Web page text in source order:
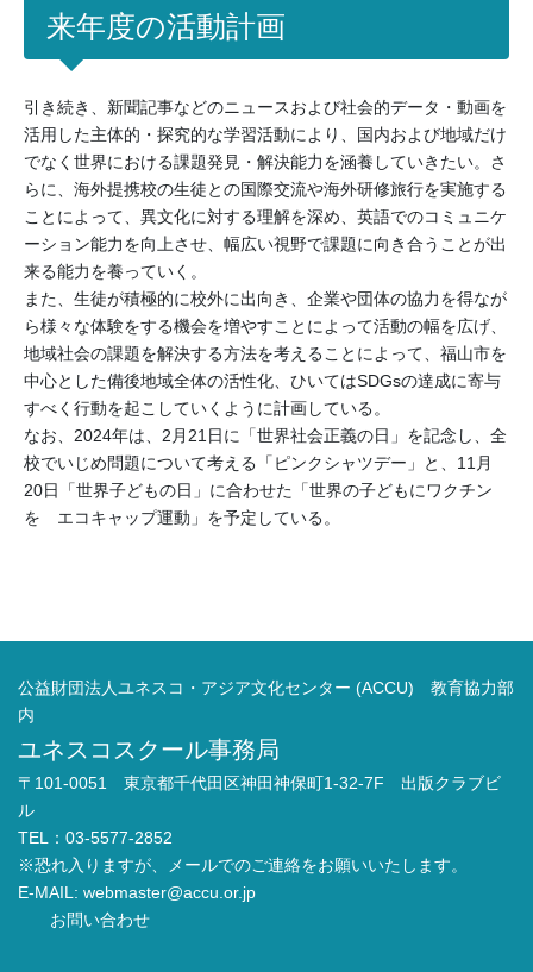
来年度の活動計画
引き続き、新聞記事などのニュースおよび社会的データ・動画を
活用した主体的・探究的な学習活動により、国内および地域だけ
でなく世界における課題発見・解決能力を涵養していきたい。さ
らに、海外提携校の生徒との国際交流や海外研修旅行を実施する
ことによって、異文化に対する理解を深め、英語でのコミュニケ
ーション能力を向上させ、幅広い視野で課題に向き合うことが出
来る能力を養っていく。
また、生徒が積極的に校外に出向き、企業や団体の協力を得なが
ら様々な体験をする機会を増やすことによって活動の幅を広げ、
地域社会の課題を解決する方法を考えることによって、福山市を
中心とした備後地域全体の活性化、ひいてはSDGsの達成に寄与
すべく行動を起こしていくように計画している。
なお、2024年は、2月21日に「世界社会正義の日」を記念し、全
校でいじめ問題について考える「ピンクシャツデー」と、11月
20日「世界子どもの日」に合わせた「世界の子どもにワクチン
を エコキャップ運動」を予定している。
公益財団法人ユネスコ・アジア文化センター (ACCU) 教育協力部
内
ユネスコスクール事務局
〒101-0051 東京都千代田区神田神保町1-32-7F 出版クラブビ
ル
TEL：03-5577-2852
※恐れ入りますが、メールでのご連絡をお願いいたします。
E-MAIL: webmaster@accu.or.jp
お問い合わせ